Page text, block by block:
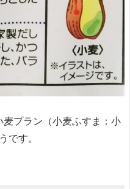
プラン（小麦ふすま：小
です。